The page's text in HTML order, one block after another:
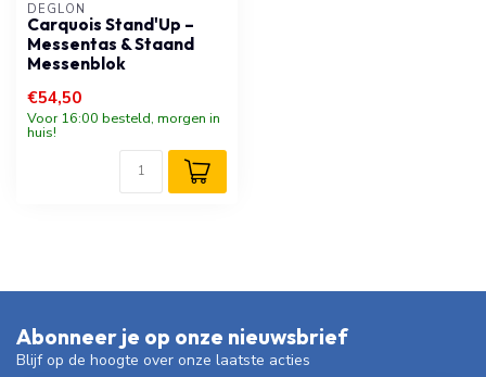
DÉGLON
Carquois Stand'Up –
Messentas & Staand
Messenblok
€54,50
Voor 16:00 besteld, morgen in
huis!
Abonneer je op onze nieuwsbrief
Blijf op de hoogte over onze laatste acties